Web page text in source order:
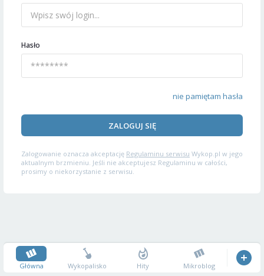
Hasło
nie pamiętam hasła
ZALOGUJ SIĘ
Zalogowanie oznacza akceptację Regulaminu serwisu Wykop.pl w jego
aktualnym brzmieniu. Jeśli nie akceptujesz Regulaminu w całości,
prosimy o niekorzystanie z serwisu.
Główna Wykopalisko Hity Mikroblog